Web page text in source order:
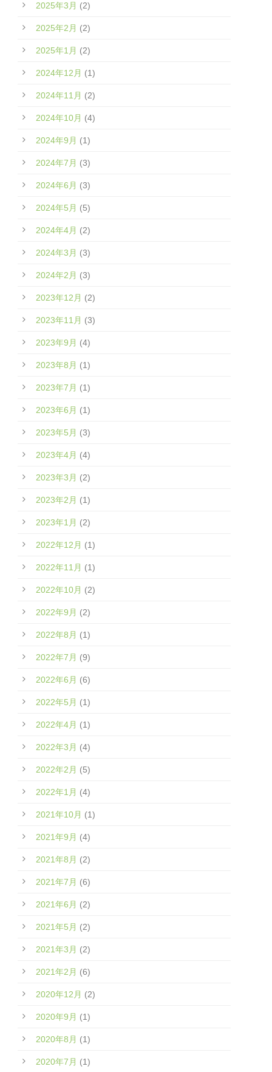
2025年3月 (2)
2025年2月 (2)
2025年1月 (2)
2024年12月 (1)
2024年11月 (2)
2024年10月 (4)
2024年9月 (1)
2024年7月 (3)
2024年6月 (3)
2024年5月 (5)
2024年4月 (2)
2024年3月 (3)
2024年2月 (3)
2023年12月 (2)
2023年11月 (3)
2023年9月 (4)
2023年8月 (1)
2023年7月 (1)
2023年6月 (1)
2023年5月 (3)
2023年4月 (4)
2023年3月 (2)
2023年2月 (1)
2023年1月 (2)
2022年12月 (1)
2022年11月 (1)
2022年10月 (2)
2022年9月 (2)
2022年8月 (1)
2022年7月 (9)
2022年6月 (6)
2022年5月 (1)
2022年4月 (1)
2022年3月 (4)
2022年2月 (5)
2022年1月 (4)
2021年10月 (1)
2021年9月 (4)
2021年8月 (2)
2021年7月 (6)
2021年6月 (2)
2021年5月 (2)
2021年3月 (2)
2021年2月 (6)
2020年12月 (2)
2020年9月 (1)
2020年8月 (1)
2020年7月 (1)